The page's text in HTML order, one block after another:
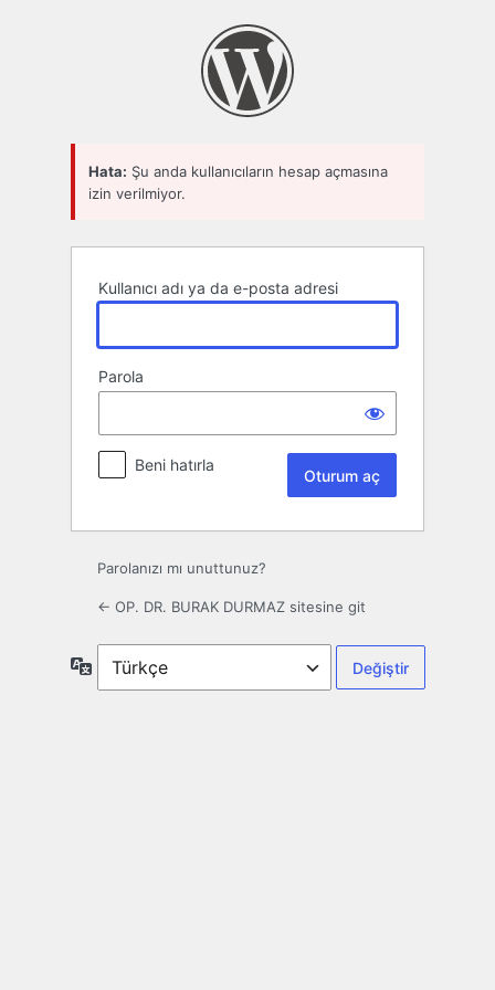
Hata: Şu anda kullanıcıların hesap açmasına
izin verilmiyor.
Kullanıcı adı ya da e-posta adresi
Parola
Beni hatırla
Parolanızı mı unuttunuz?
← OP. DR. BURAK DURMAZ sitesine git
Dil